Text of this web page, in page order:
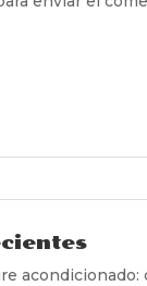
acondicionado: